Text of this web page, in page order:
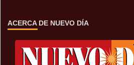
ACERCA DE NUEVO DÍA